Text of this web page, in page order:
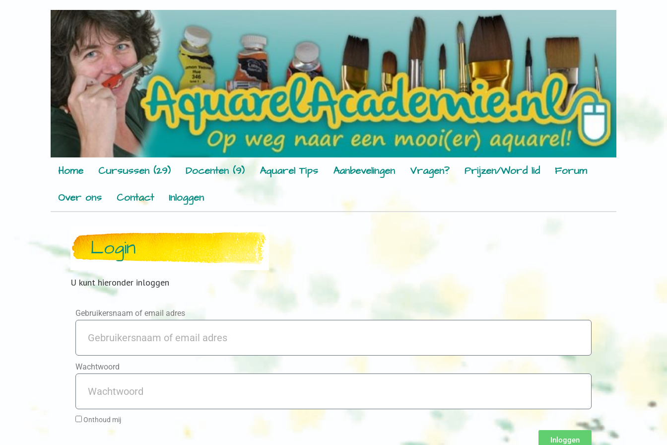
Home Cursussen (29) Docenten (9) Aquarel Tips Aanbevelingen Vragen? Prijzen/Word lid
Forum
Over ons
Contact Inloggen
Login
U kunt hieronder inloggen
Gebruikersnaam of email adres
Wachtwoord
Onthoud mij
Inloggen